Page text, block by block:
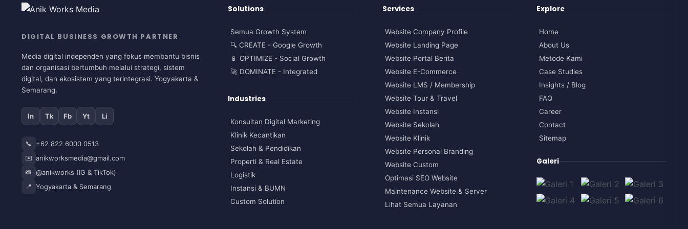
DIGITAL BUSINESS GROWTH PARTNER
Media digital independen yang fokus membantu bisnis
dan organisasi bertumbuh melalui strategi, sistem
digital, dan ekosistem yang terintegrasi. Yogyakarta &
Semarang.
In Tk Fb Yt Li
📞 +62 822 6000 0513
✉️ anikworksmedia@gmail.com
📸 @anikworks (IG & TikTok)
📍 Yogyakarta & Semarang
Solutions
Semua Growth System
🔍 CREATE - Google Growth
📱 OPTIMIZE - Social Growth
🚀 DOMINATE - Integrated
Industries
Konsultan Digital Marketing
Klinik Kecantikan
Sekolah & Pendidikan
Properti & Real Estate
Logistik
Instansi & BUMN
Custom Solution
Services
Website Company Profile
Website Landing Page
Website Portal Berita
Website E-Commerce
Website LMS / Membership
Website Tour & Travel
Website Instansi
Website Sekolah
Website Klinik
Website Personal Branding
Website Custom
Optimasi SEO Website
Maintenance Website & Server
Lihat Semua Layanan
Explore
Home
About Us
Metode Kami
Case Studies
Insights / Blog
FAQ
Career
Contact
Sitemap
Galeri